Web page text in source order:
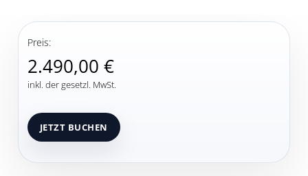
Preis:
2.490,00 €
inkl. der gesetzl. MwSt.